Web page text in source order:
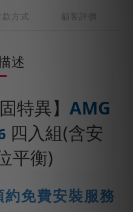
方式 顧客評價
述
特異】 AMG
四入組(含安
平衡)
約免費安裝服務